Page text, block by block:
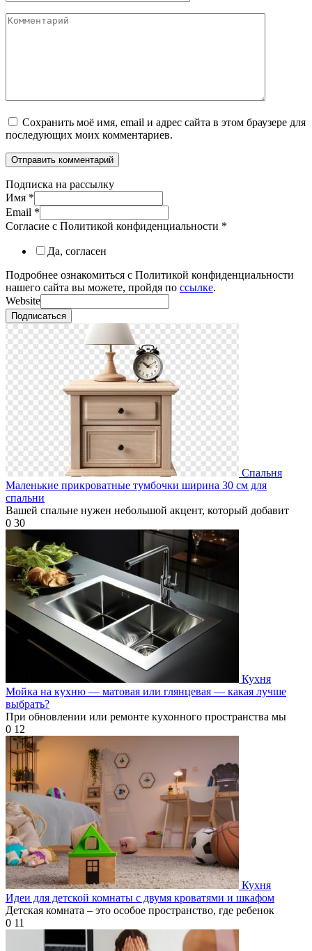
Комментарий
Сохранить моё имя, email и адрес сайта в этом браузере для
последующих моих комментариев.
Подписка на рассылку
Имя *
Email *
Согласие с Политикой конфиденциальности *
Да, согласен
Подробнее ознакомиться с Политикой конфиденциальности
нашего сайта вы можете, пройдя по ссылке.
Website
Подписаться
Спальня
Маленькие прикроватные тумбочки ширина 30 см для
спальни
Вашей спальне нужен небольшой акцент, который добавит
0 30
Кухня
Мойка на кухню — матовая или глянцевая — какая лучше
выбрать?
При обновлении или ремонте кухонного пространства мы
0 12
Кухня
Идеи для детской комнаты с двумя кроватями и шкафом
Детская комната – это особое пространство, где ребенок
0 11